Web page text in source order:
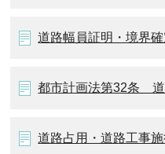
道路幅員証明・境界
都市計画法第32条 道
道路占用・道路工事